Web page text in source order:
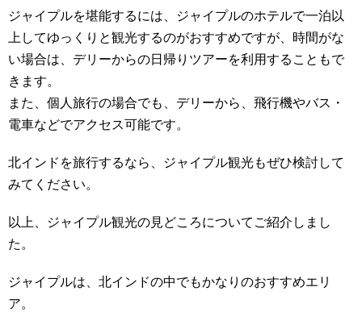
ジャイプルを堪能するには、ジャイプルのホテルで一泊以
上してゆっくりと観光するのがおすすめですが、時間がな
い場合は、デリーからの日帰りツアーを利用することもで
きます。
また、個人旅行の場合でも、デリーから、飛行機やバス・
電車などでアクセス可能です。
北インドを旅行するなら、ジャイプル観光もぜひ検討して
みてください。
以上、ジャイプル観光の見どころについてご紹介しまし
た。
ジャイプルは、北インドの中でもかなりのおすすめエリ
ア。